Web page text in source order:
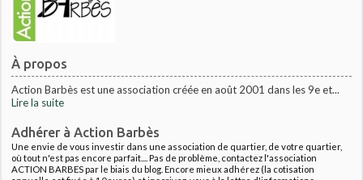
À propos
Action Barbès est une association créée en août 2001 dans les 9e et...
Lire la suite
Adhérer à Action Barbès
Une envie de vous investir dans une association de quartier, de votre quartier,
où tout n'est pas encore parfait.... Pas de problème, contactez l'association
ACTION BARBES par le biais du blog. Encore mieux adhérez (la cotisation